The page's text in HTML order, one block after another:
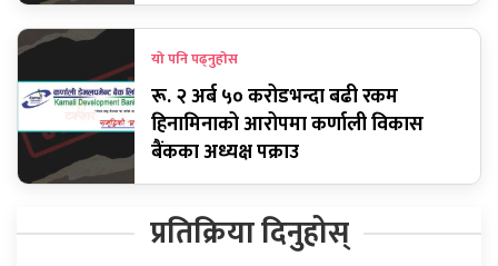
यो पनि पढ्नुहोस
रू. २ अर्ब ५० करोडभन्दा बढी रकम
हिनामिनाको आरोपमा कर्णाली विकास
बैंकका अध्यक्ष पक्राउ
प्रतिक्रिया दिनुहोस्